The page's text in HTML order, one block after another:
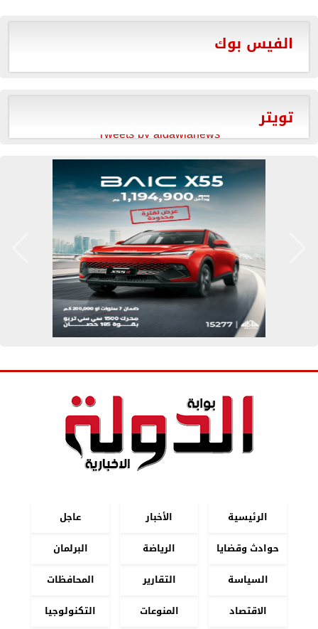
الفيس بوك
تويتر
Tweets by aldawlanews
الرئيسية الأخبار
عاجل
حوادث وقضايا
الرياضة
البرلمان
السياسة
التقارير
المحافظات
الاقتصاد
المنوعات التكنولوجيا